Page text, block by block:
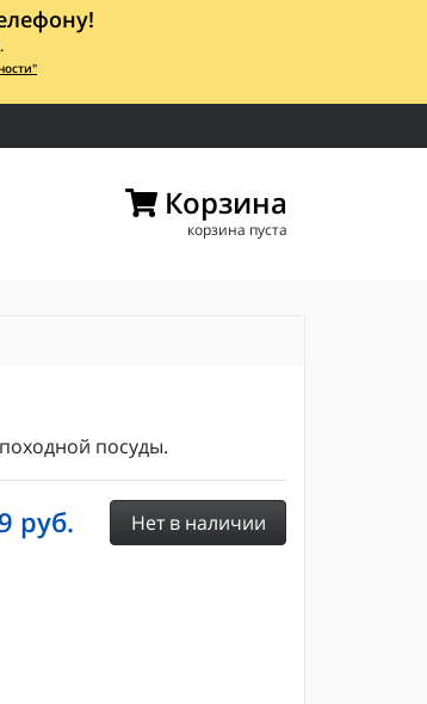
Корзина
корзина пуста
посуды.
руб. Нет в наличии